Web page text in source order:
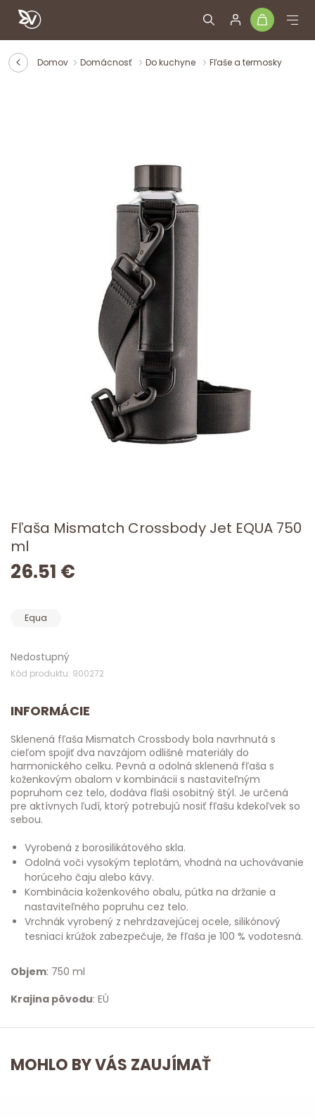
Domov Domácnosť Do kuchyne Fľaše a termosky
Fľaša Mismatch Crossbody Jet EQUA 750
ml
26.51 €
Equa
Nedostupný
Kód produktu: 900272
INFORMÁCIE
Sklenená fľaša Mismatch Crossbody bola navrhnutá s
cieľom spojiť dva navzájom odlišné materiály do
harmonického celku. Pevná a odolná sklenená fľaša s
koženkovým obalom v kombinácii s nastaviteľným
popruhom cez telo, dodáva flaši osobitný štýl. Je určená
pre aktívnych ľudí, ktorý potrebujú nosiť fľašu kdekoľvek so
sebou.
Vyrobená z borosilikátového skla.
Odolná voči vysokým teplotám, vhodná na uchovávanie
horúceho čaju alebo kávy.
Kombinácia koženkového obalu, pútka na držanie a
nastaviteľného popruhu cez telo.
Vrchnák vyrobený z nehrdzavejúcej ocele, silikónový
tesniaci krúžok zabezpečuje, že fľaša je 100 % vodotesná.
Objem: 750 ml
Krajina pôvodu: EÚ
MOHLO BY VÁS ZAUJÍMAŤ